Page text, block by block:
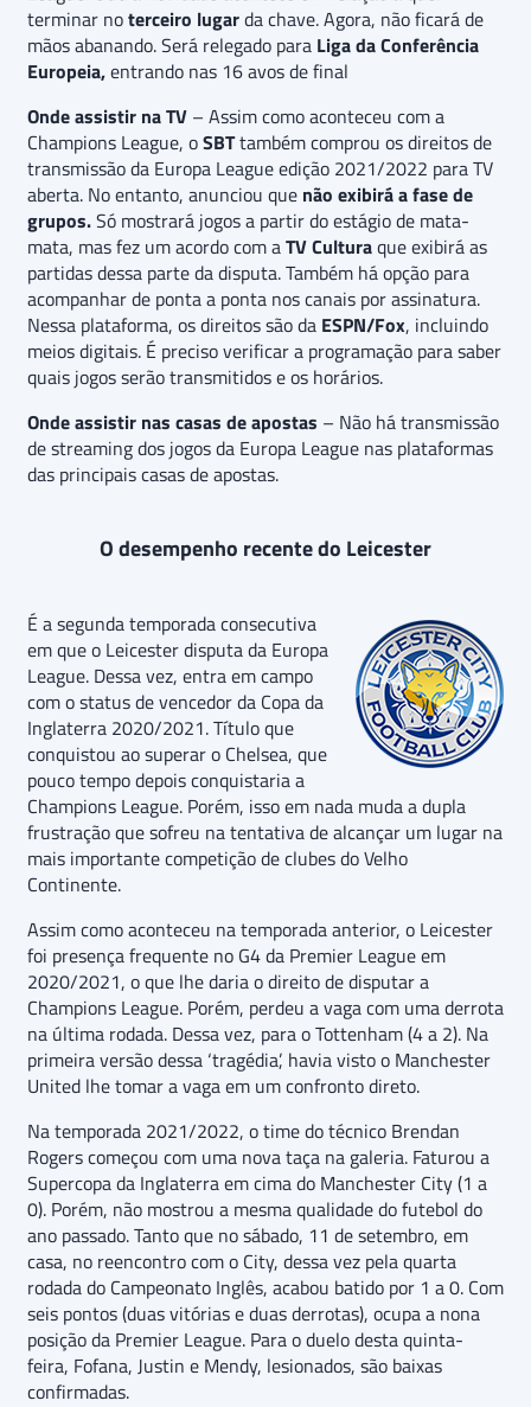
terminar noterceiro lugarda chave. Agora, não ficará de
mãos abanando. Será relegado para Liga da Conferência
Europeia,entrando nas 16 avos de final
Onde assistir na TV – Assim como aconteceu com a
Champions League, oSBTtambém comprou os direitos de
transmissão da Europa League edição 2021/2022 para TV
aberta. No entanto, anunciou que não exibirá a fase de
grupos.Só mostrará jogos a partir do estágio de mata-
mata, mas fez um acordo com aTV Culturaque exibirá as
partidas dessa parte da disputa. Também há opção para
acompanhar de ponta a ponta nos canais por assinatura.
Nessa plataforma, os direitos são da ESPN/Fox, incluindo
meios digitais. É preciso verificar a programação para saber
quais jogos serão transmitidos e os horários.
Onde assistir nas casas de apostas – Não há transmissão
de streaming dos jogos da Europa League nas plataformas
das principais casas de apostas.
O desempenho recente do Leicester
É a segunda temporada consecutiva
em que o Leicester disputa da Europa
League. Dessa vez, entra em campo
com o status de vencedor da Copa da
Inglaterra 2020/2021. Título que
conquistou ao superar o Chelsea, que
pouco tempo depois conquistaria a
Champions League. Porém, isso em nada muda a dupla
frustração que sofreu na tentativa de alcançar um lugar na
mais importante competição de clubes do Velho
Continente.
Assim como aconteceu na temporada anterior, o Leicester
foi presença frequente no G4 da Premier League em
2020/2021, o que lhe daria o direito de disputar a
Champions League. Porém, perdeu a vaga com uma derrota
na última rodada. Dessa vez, para o Tottenham (4 a 2). Na
primeira versão dessa ‘tragédia’, havia visto o Manchester
United lhe tomar a vaga em um confronto direto.
Na temporada 2021/2022, o time do técnico Brendan
Rogers começou com uma nova taça na galeria. Faturou a
Supercopa da Inglaterra em cima do Manchester City (1 a
0). Porém, não mostrou a mesma qualidade do futebol do
ano passado. Tanto que no sábado, 11 de setembro, em
casa, no reencontro com o City, dessa vez pela quarta
rodada do Campeonato Inglês, acabou batido por 1 a 0. Com
seis pontos (duas vitórias e duas derrotas), ocupa a nona
posição da Premier League. Para o duelo desta quinta-
feira, Fofana, Justin e Mendy, lesionados, são baixas
confirmadas.